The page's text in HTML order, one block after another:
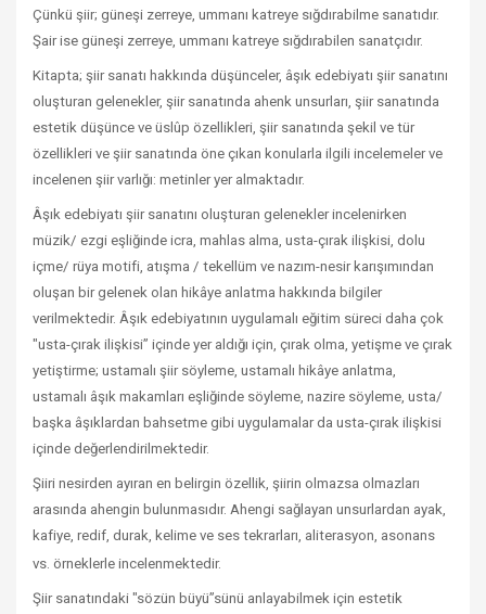
Çünkü şiir; güneşi zerreye, ummanı katreye sığdırabilme sanatıdır.
Şair ise güneşi zerreye, ummanı katreye sığdırabilen sanatçıdır.
Kitapta; şiir sanatı hakkında düşünceler, âşık edebiyatı şiir sanatını
oluşturan gelenekler, şiir sanatında ahenk unsurları, şiir sanatında
estetik düşünce ve üslûp özellikleri, şiir sanatında şekil ve tür
özellikleri ve şiir sanatında öne çıkan konularla ilgili incelemeler ve
incelenen şiir varlığı: metinler yer almaktadır.
Âşık edebiyatı şiir sanatını oluşturan gelenekler incelenirken
müzik/ ezgi eşliğinde icra, mahlas alma, usta-çırak ilişkisi, dolu
içme/ rüya motifi, atışma / tekellüm ve nazım-nesir karışımından
oluşan bir gelenek olan hikâye anlatma hakkında bilgiler
verilmektedir. Âşık edebiyatının uygulamalı eğitim süreci daha çok
"usta-çırak ilişkisi” içinde yer aldığı için, çırak olma, yetişme ve çırak
yetiştirme; ustamalı şiir söyleme, ustamalı hikâye anlatma,
ustamalı âşık makamları eşliğinde söyleme, nazire söyleme, usta/
başka âşıklardan bahsetme gibi uygulamalar da usta-çırak ilişkisi
içinde değerlendirilmektedir.
Şiiri nesirden ayıran en belirgin özellik, şiirin olmazsa olmazları
arasında ahengin bulunmasıdır. Ahengi sağlayan unsurlardan ayak,
kafiye, redif, durak, kelime ve ses tekrarları, aliterasyon, asonans
vs. örneklerle incelenmektedir.
Şiir sanatındaki "sözün büyü”sünü anlayabilmek için estetik